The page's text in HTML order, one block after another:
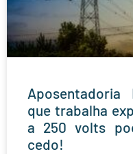
que trabalha
a 250 volts
cedo!